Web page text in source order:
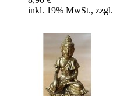
inkl. 19% MwSt., zzgl.